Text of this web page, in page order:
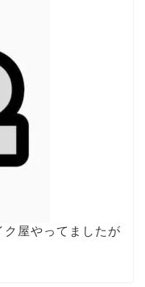
屋やってましたが
排気量別
バイク売る